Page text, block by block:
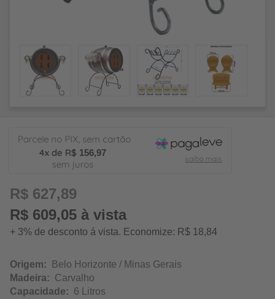
156,97
R$ 627,89
R$ 609,05 à vista
+ 3% de desconto á vista. Economize: R$ 18,84
Origem: Belo Horizonte / Minas Gerais
Madeira: Carvalho
Capacidade: 6 Litros